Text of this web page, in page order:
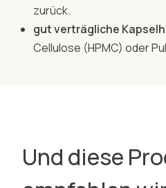
zurück.
gut verträgliche
Cellulose (HPMC) oder
Und diese